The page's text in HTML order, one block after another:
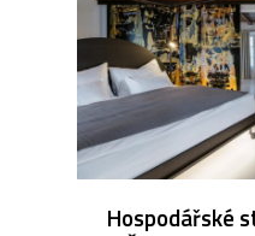
Hospodářské